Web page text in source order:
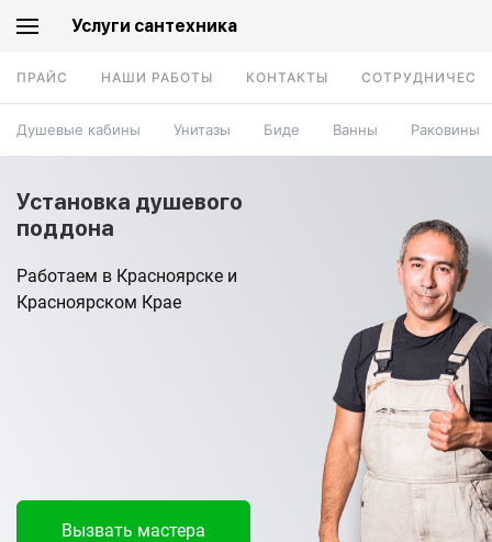
Услуги сантехника
ПРАЙС НАШИ РАБОТЫ КОНТАКТЫ
Душевые кабины Унитазы Биде Ванны Раковины
Установка душевого
поддона
Работаем в Красноярске и
Красноярском Крае
Вызвать мастера